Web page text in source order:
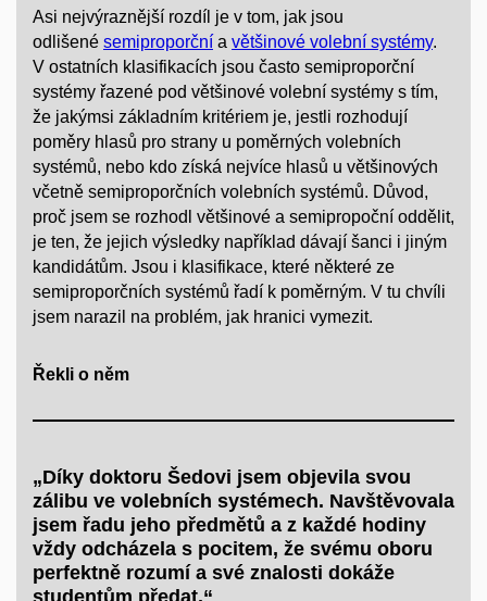
Asi nejvýraznější rozdíl je v tom, jak jsou
odlišené semiproporční a většinové volební systémy.
V ostatních klasifikacích jsou často semiproporční
systémy řazené pod většinové volební systémy s tím,
že jakýmsi základním kritériem je, jestli rozhodují
poměry hlasů pro strany u poměrných volebních
systémů, nebo kdo získá nejvíce hlasů u většinových
včetně semiproporčních volebních systémů. Důvod,
proč jsem se rozhodl většinové a semipropoční oddělit,
je ten, že jejich výsledky například dávají šanci i jiným
kandidátům. Jsou i klasifikace, které některé ze
semiproporčních systémů řadí k poměrným. V tu chvíli
jsem narazil na problém, jak hranici vymezit.
Řekli o něm
„Díky doktoru Šedovi jsem objevila svou
zálibu ve volebních systémech. Navštěvovala
jsem řadu jeho předmětů a z každé hodiny
vždy odcházela s pocitem, že svému oboru
perfektně rozumí a své znalosti dokáže
studentům předat.“